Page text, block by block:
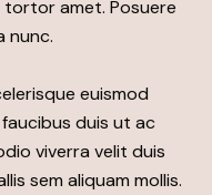
amet. Posuere
nunc.
euismod
duis ut ac
viverra velit duis
sem aliquam mollis.